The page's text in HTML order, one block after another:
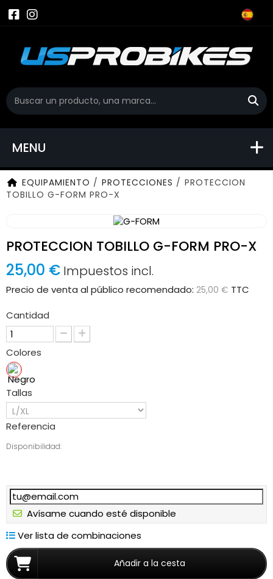
MENU
EQUIPAMIENTO / PROTECCIONES / PROTECCION
TOBILLO G-FORM PRO-X
PROTECCION TOBILLO G-FORM PRO-X
25,00 € Impuestos incl.
Precio de venta al público recomendado: 25,00 € TTC
Cantidad
Colores
Tallas
Referencia
Disponibilidad:
Avísame cuando esté disponible
Ver lista de combinaciones
Añadir a la cesta